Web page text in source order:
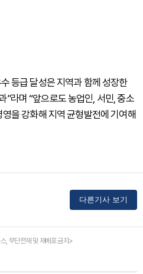
등급 달성은 지역과 함께 성장한
”라며 “앞으로도 농업인, 서민, 중소
을 강화해 지역 균형발전에 기여해
다른기사 보기
, 무단전재 및 재배포 금지>